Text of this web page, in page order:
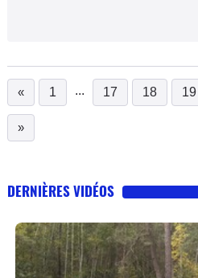
« 1 ... 17 18 19
»
DERNIÈRES VIDÉOS